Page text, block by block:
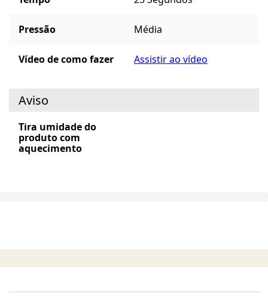
Pressão Média
Vídeo de como fazer Assistir ao vídeo
Aviso
Tira umidade do
produto com
aquecimento